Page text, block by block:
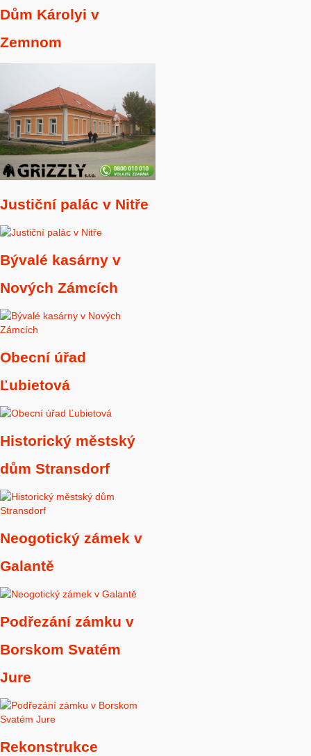
Dům Károlyi v
Zemnom
Justiční palác v Nitře
Bývalé kasárny v
Nových Zámcích
Obecní úřad
Ľubietová
Historický městský
dům Stransdorf
Neogotický zámek v
Galantě
Podřezání zámku v
Borskom Svatém
Jure
Rekonstrukce